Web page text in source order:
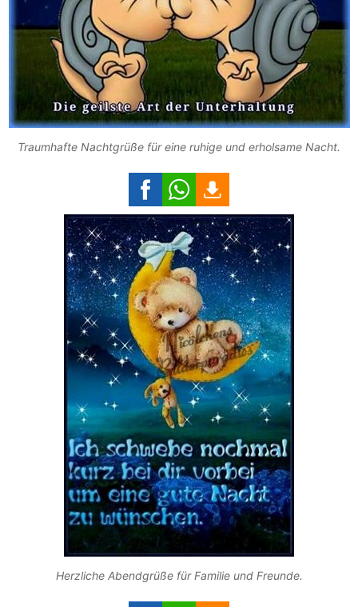
Traumhafte Nachtgrüße für eine ruhige und erholsame Nacht.
Herzliche Abendgrüße für Familie und Freunde.